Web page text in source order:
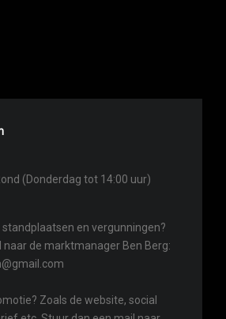
(Donderdag tot 14:00 uur)
standplaatsen en vergunningen?
naar de marktmanager Ben Berg:
Zoals de website, social